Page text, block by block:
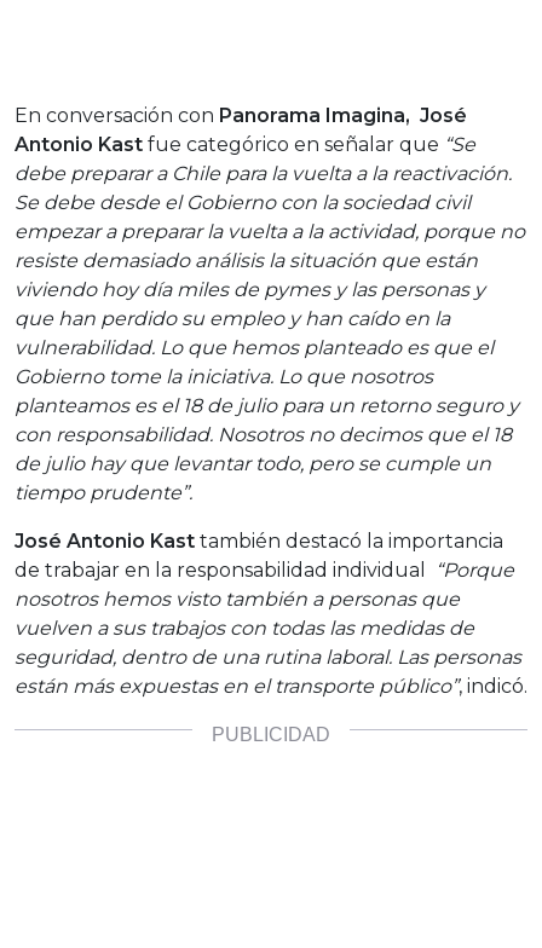
En conversación con Panorama Imagina, José
Antonio Kast fue categórico en señalar que “Se
debe preparar a Chile para la vuelta a la reactivación.
Se debe desde el Gobierno con la sociedad civil
empezar a preparar la vuelta a la actividad, porque no
resiste demasiado análisis la situación que están
viviendo hoy día miles de pymes y las personas y
que han perdido su empleo y han caído en la
vulnerabilidad. Lo que hemos planteado es que el
Gobierno tome la iniciativa. Lo que nosotros
planteamos es el 18 de julio para un retorno seguro y
con responsabilidad. Nosotros no decimos que el 18
de julio hay que levantar todo, pero se cumple un
tiempo prudente”.
José Antonio Kast también destacó la importancia
de trabajar en la responsabilidad individual
“Porque
nosotros hemos visto también a personas que
vuelven a sus trabajos con todas las medidas de
seguridad, dentro de una rutina laboral. Las personas
están más expuestas en el transporte público”, indicó.